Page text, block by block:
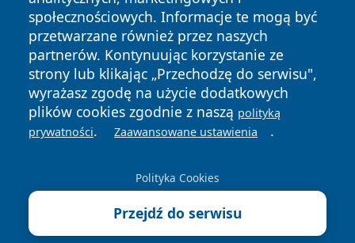
społecznościowych. Informacje te mogą być
przetwarzane również przez naszych
partnerów. Kontynuując korzystanie ze
strony lub klikając „Przechodzę do serwisu",
wyrażasz zgodę na użycie dodatkowych
plików cookies zgodnie z naszą polityką
prywatności. Zaawansowane ustawienia .
Polityka Cookies
Przejdź do serwisu
News Autorzy
Polityka
Prywatności
Polityka
Cookies